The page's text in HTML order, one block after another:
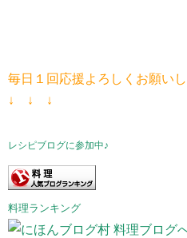
毎日１回応援よろしくお願いし
↓ ↓ ↓
レシピブログに参加中♪
料理ランキング